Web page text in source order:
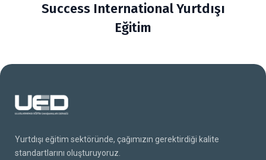
Success International Yurtdışı
Eğitim
Yurtdışı eğitim sektöründe, çağımızın gerektirdiği kalite
standartlarını oluşturuyoruz.